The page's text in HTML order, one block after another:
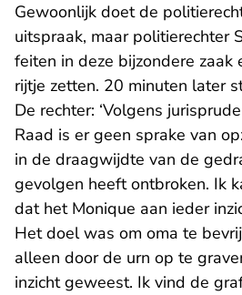
Gewoonlijk doet de
uitspraak, maar politierechter
feiten in deze bijzondere zaak
rijtje zetten. 20 minuten later
De rechter: ‘Volgens
Raad is er geen sprake van
in de draagwijdte van de
gevolgen heeft ontbroken. Ik
dat het Monique aan ieder
Het doel was om oma te
alleen door de urn op te
inzicht geweest. Ik vind de